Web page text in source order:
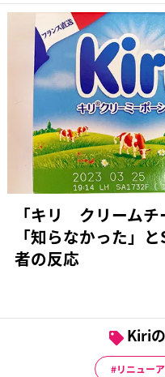
「キリ クリームチ
「知らなかった」
者の反応
Kiri
リニュー